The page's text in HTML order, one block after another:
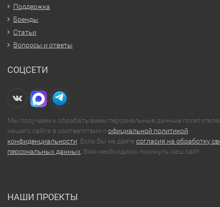
Поддержка
Бренды
Статьи
Вопросы и ответы
СОЦСЕТИ
Мы получаем и обрабатываем персональные данные
нашего сайта в соответствии софициальной политикой
конфиденциальности . Если Вы не даетесогласия на обработку
персональных данных , Вам необходимо покинуть наш сайт.
НАШИ ПРОЕКТЫ